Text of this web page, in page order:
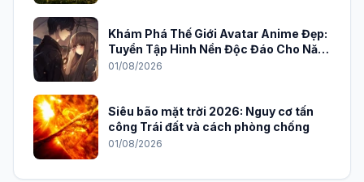
Khám Phá Thế Giới Avatar Anime Đẹp:
Tuyển Tập Hình Nền Độc Đáo Cho Năm
2026
01/08/2026
Siêu bão mặt trời 2026: Nguy cơ tấn
công Trái đất và cách phòng chống
01/08/2026